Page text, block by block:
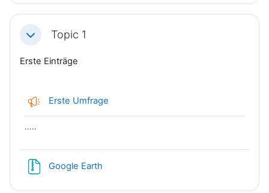
Einklappen
Topic 1
Erste Einträge
Erste Umfrage
.....
Google Earth